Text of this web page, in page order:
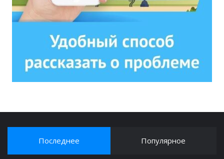
Последнее Популярное